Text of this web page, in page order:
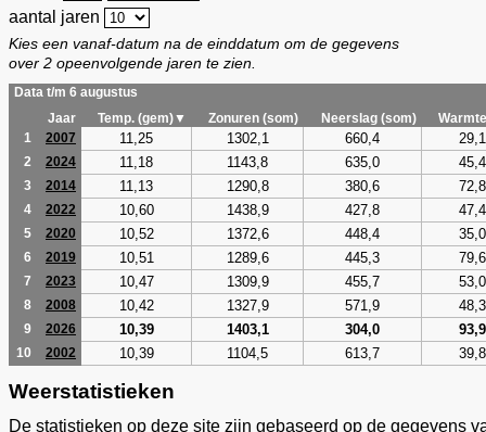
aantal jaren
Kies een vanaf-datum na de einddatum om de gegevens
over 2 opeenvolgende jaren te zien.
Data t/m 6 augustus
Jaar
Temp. (gem)▼ Zonuren (som) Neerslag (som)
1
2007 11,25 1302,1 660,4 29,1
2 2024 11,18 1143,8 635,0 45,4
3 2014 11,13 1290,8 380,6 72,8
4 2022 10,60 1438,9 427,8 47,4
5 2020 10,52 1372,6 448,4 35,0
6 2019 10,51 1289,6 445,3 79,6
7 2023 10,47 1309,9 455,7 53,0
8 2008 10,42 1327,9 571,9 48,3
9 2026 10,39 1403,1 304,0 93,9
10 2002 10,39 1104,5 613,7 39,8
Weerstatistieken
De statistieken op deze site zijn gebaseerd op de gegevens